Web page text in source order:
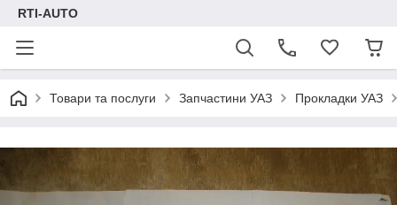
RTI-AUTO
Товари та послуги Запчастини УАЗ Прокладки УАЗ